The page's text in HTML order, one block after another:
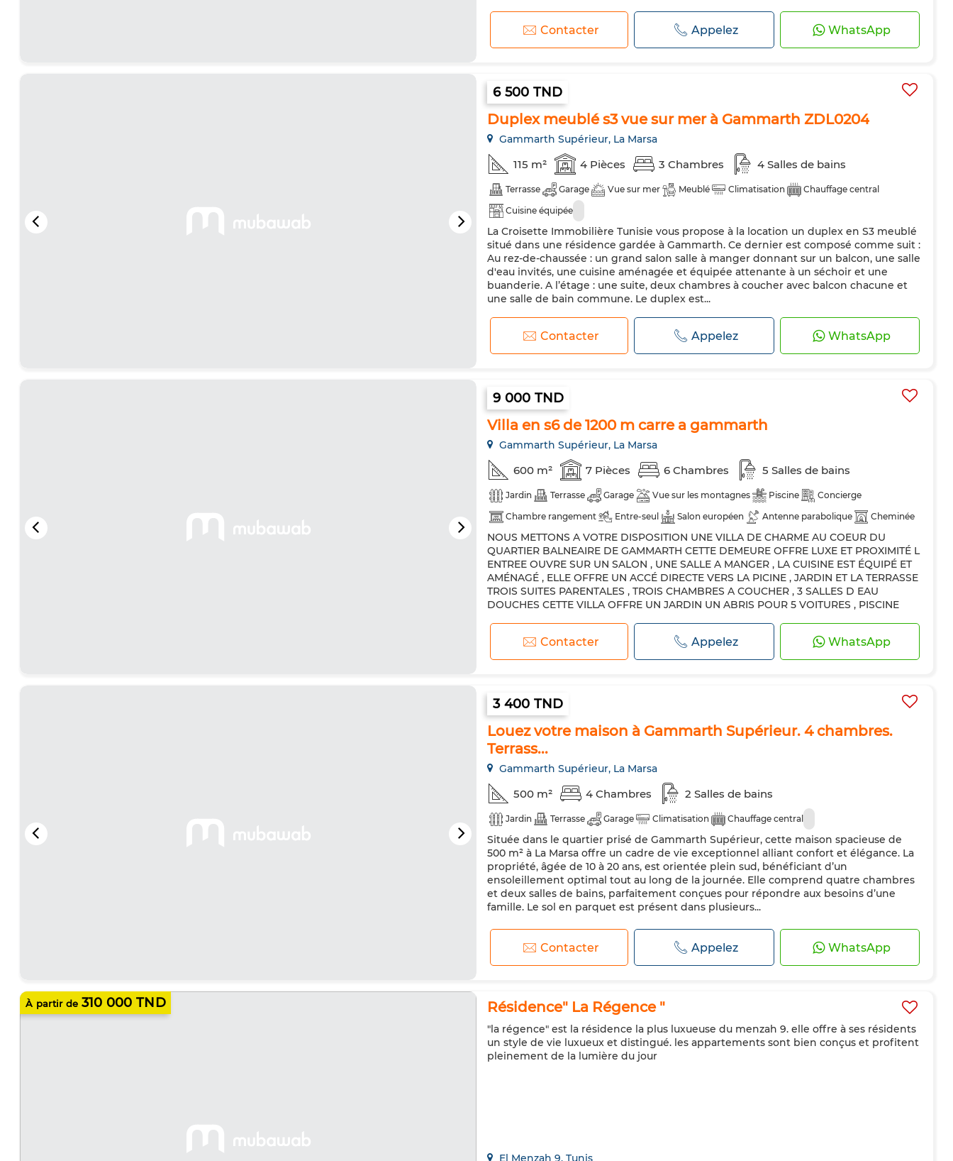
Contacter Appelez WhatsApp
6 500 TND
Duplex meublé s3 vue sur mer à Gammarth ZDL0204
Gammarth Supérieur, La Marsa
115 m² 4 Pièces 3 Chambres 4 Salles de bains
Terrasse Garage Vue sur mer Meublé Climatisation
Chauffage central
Cuisine équipée
La Croisette Immobilière Tunisie vous propose à la location un duplex en S3 meublé
situé dans une résidence gardée à Gammarth. Ce dernier est composé comme suit :
Au rez-de-chaussée : un grand salon salle à manger donnant sur un balcon, une salle
d'eau invités, une cuisine aménagée et équipée attenante à un séchoir et une
buanderie. A l’étage : une suite, deux chambres à coucher avec balcon chacune et
une salle de bain commune. Le duplex est...
Contacter Appelez WhatsApp
9 000 TND
Villa en s6 de 1200 m carre a gammarth
Gammarth Supérieur, La Marsa
600 m² 7 Pièces 6 Chambres 5 Salles de bains
Jardin Terrasse Garage Vue sur les montagnes Piscine
Concierge
Chambre rangement
Entre-seul Salon européen Antenne parabolique
Cheminée
Climatisation
Chauffage central Sécurité Double vitrage
Porte blindée
Cuisine équipée
Réfrigérateur Four TV Machine à laver
Micro-ondes
Internet
Animaux domestiques autorisés
NOUS METTONS A VOTRE DISPOSITION UNE VILLA DE CHARME AU COEUR DU
QUARTIER BALNEAIRE DE GAMMARTH CETTE DEMEURE OFFRE LUXE ET PROXIMITÉ L
ENTREE OUVRE SUR UN SALON , UNE SALLE A MANGER , LA CUISINE EST ÉQUIPÉ ET
AMÉNAGÉ , ELLE OFFRE UN ACCÉ DIRECTE VERS LA PICINE , JARDIN ET LA TERRASSE
TROIS SUITES PARENTALES , TROIS CHAMBRES A COUCHER , 3 SALLES D EAU
DOUCHES CETTE VILLA OFFRE UN JARDIN UN ABRIS POUR 5 VOITURES , PISCINE
Contacter Appelez WhatsApp
3 400 TND
Louez votre maison à Gammarth Supérieur. 4 chambres.
Terrass...
Gammarth Supérieur, La Marsa
500 m² 4 Chambres 2 Salles de bains
Jardin Terrasse Garage Climatisation Chauffage central
Située dans le quartier prisé de Gammarth Supérieur, cette maison spacieuse de
500 m² à La Marsa offre un cadre de vie exceptionnel alliant confort et élégance. La
propriété, âgée de 10 à 20 ans, est orientée plein sud, bénéficiant d’un
ensoleillement optimal tout au long de la journée. Elle comprend quatre chambres
et deux salles de bains, parfaitement conçues pour répondre aux besoins d’une
famille. Le sol en parquet est présent dans plusieurs...
Contacter Appelez WhatsApp
À partir de 310 000 TND Résidence" La Régence "
"la régence" est la résidence la plus luxueuse du menzah 9. elle offre à ses résidents
un style de vie luxueux et distingué. les appartements sont bien conçus et profitent
pleinement de la lumière du jour
El Menzah 9, Tunis